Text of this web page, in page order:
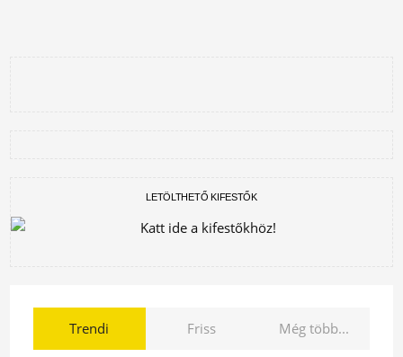
LETÖLTHETŐ KIFESTŐK
Trendi Friss Még több...